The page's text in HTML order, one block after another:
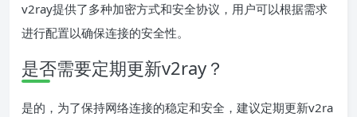
v2ray提供了多种加密方式和安全协议，用户可以根据需求
进行配置以确保连接的安全性。
是否需要定期更新v2ray？
是的，为了保持网络连接的稳定和安全，建议定期更新v2ra